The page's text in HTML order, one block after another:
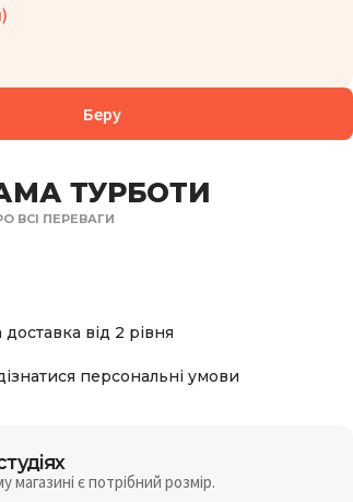
Беру
ТУРБОТИ
ВСІ ПЕРЕВАГИ
від 2 рівня
персональні умови
магазині є потрібний розмір.